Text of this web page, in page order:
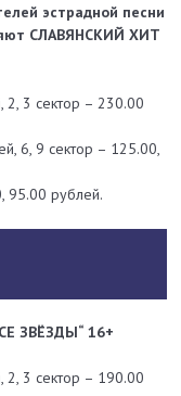
эстрадной песни
СЛАВЯНСКИЙ ХИТ
2, 3 сектор – 230.00
6, 9 сектор – 125.00,
95.00 рублей.
ЗВЁЗДЫ“ 16+
2, 3 сектор – 190.00